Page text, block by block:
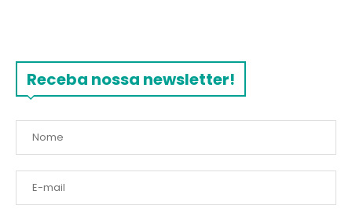
Receba nossa newsletter!